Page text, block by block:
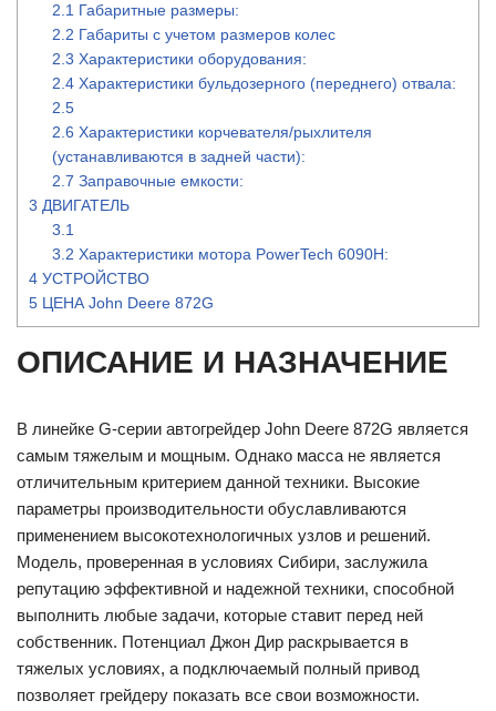
2.1 Габаритные размеры:
2.2 Габариты с учетом размеров колес
2.3 Характеристики оборудования:
2.4 Характеристики бульдозерного (переднего) отвала:
2.5
2.6 Характеристики корчевателя/рыхлителя
(устанавливаются в задней части):
2.7 Заправочные емкости:
3 ДВИГАТЕЛЬ
3.1
3.2 Характеристики мотора PowerTech 6090H:
4 УСТРОЙСТВО
5 ЦЕНА John Deere 872G
ОПИСАНИЕ И НАЗНАЧЕНИЕ
В линейке G-серии автогрейдер John Deere 872G является
самым тяжелым и мощным. Однако масса не является
отличительным критерием данной техники. Высокие
параметры производительности обуславливаются
применением высокотехнологичных узлов и решений.
Модель, проверенная в условиях Сибири, заслужила
репутацию эффективной и надежной техники, способной
выполнить любые задачи, которые ставит перед ней
собственник. Потенциал Джон Дир раскрывается в
тяжелых условиях, а подключаемый полный привод
позволяет грейдеру показать все свои возможности.